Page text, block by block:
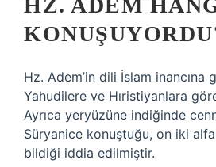
HZ. ADEM
Hz. Adem’in dili İslam inancına
Yahudilere ve Hıristiyanlara
Ayrıca yeryüzüne indiğinde
Süryanice konuştuğu, on iki
bildiği iddia edilmiştir.